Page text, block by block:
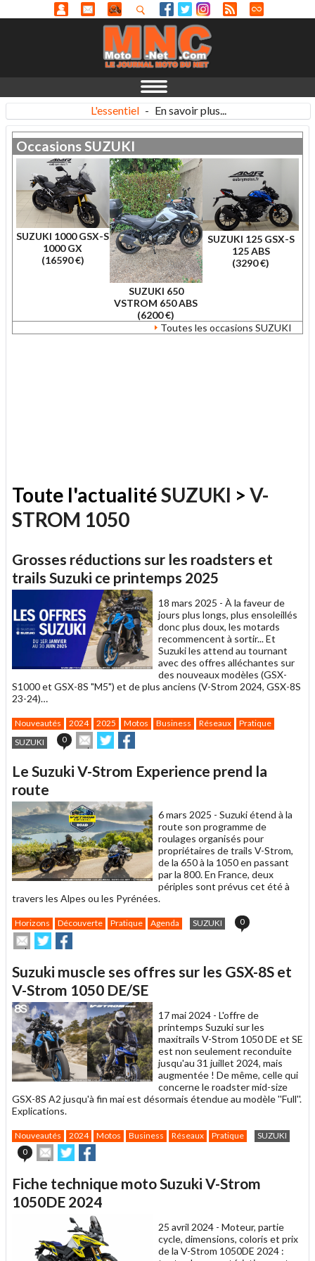
L'essentiel - En savoir plus...
OccasionsSUZUKI
SUZUKI 1000 GSX-S
1000 GX
(16590 €)
SUZUKI 650
VSTROM 650 ABS
(6200 €)
SUZUKI 125 GSX-S
125 ABS
(3290 €)
Toutes les occasions SUZUKI
Toute l'actualitéSUZUKI > V-
STROM 1050
Grosses réductions sur les roadsters et
trails Suzuki ce printemps 2025
18 mars 2025 - À la faveur de
jours plus longs, plus ensoleillés
donc plus doux, les motards
recommencent à sortir... Et
Suzuki les attend au tournant
avec des offres alléchantes sur
des nouveaux modèles (GSX-
S1000 et GSX-8S "M5") et de plus anciens (V-Strom 2024, GSX-8S
23-24)…
Nouveautés 2024 2025 Motos Business Réseaux
Pratique
SUZUKI
0
Envoyer
cet
à
Partager
sur sur
Le Suzuki V-Strom Experience prend la
route
6 mars 2025 - Suzuki étend à la
route son programme de
roulages organisés pour
propriétaires de trails V-Strom,
de la 650 à la 1050 en passant
par la 800. En France, deux
périples sont prévus cet été à
travers les Alpes ou les Pyrénées.
Horizons Découverte Pratique Agenda SUZUKI 0
Envoyer
cet
à
un
ami
Partager
sur
sur
Suzuki muscle ses offres sur les GSX-8S et
V-Strom 1050 DE/SE
17 mai 2024 - L'offre de
printemps Suzuki sur les
maxitrails V-Strom 1050 DE et SE
est non seulement reconduite
jusqu'au 31 juillet 2024, mais
augmentée ! De même, celle qui
concerne le roadster mid-size
GSX-8S A2 jusqu'à fin mai est désormais étendue au modèle ''Full''.
Explications.
Nouveautés 2024 Motos Business Réseaux Pratique
SUZUKI
0
Envoyer
cet
à
un
ami
Partager
sur sur
Fiche technique moto Suzuki V-Strom
1050DE 2024
25 avril 2024 - Moteur, partie
cycle, dimensions, coloris et prix
de la V-Strom 1050DE 2024 :